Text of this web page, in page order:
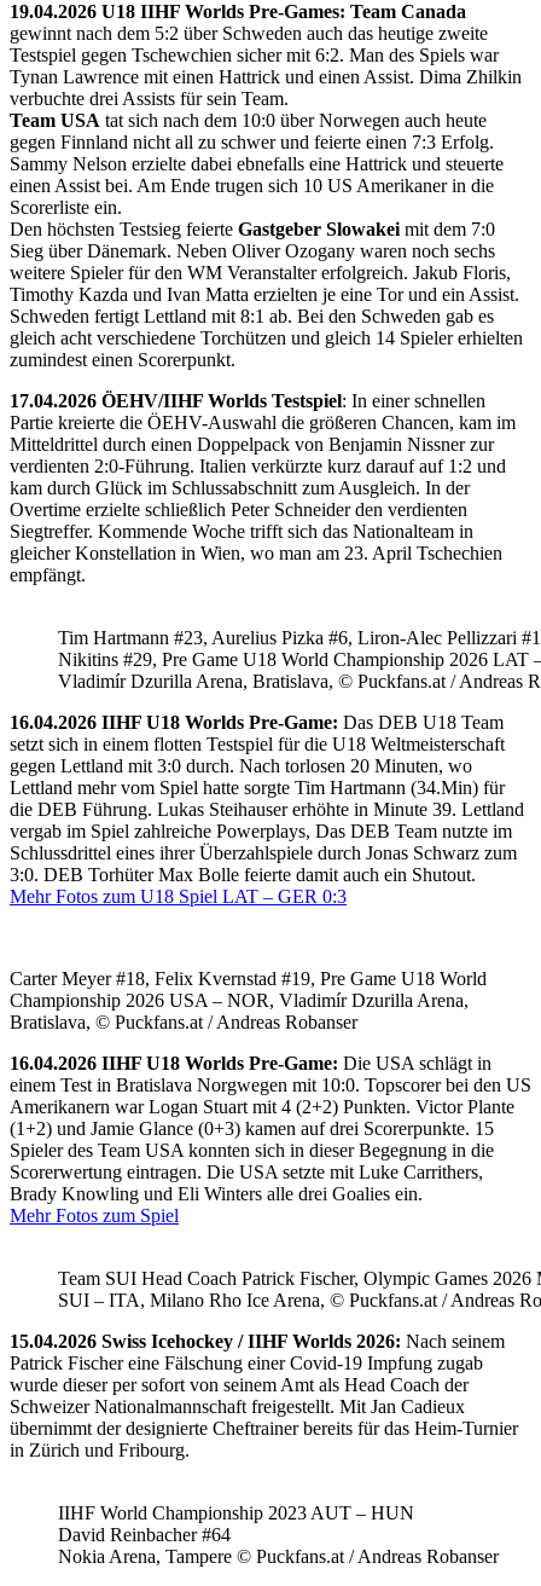
19.04.2026 U18 IIHF Worlds Pre-Games: Team Canada
gewinnt nach dem 5:2 über Schweden auch das heutige zweite
Testspiel gegen Tschewchien sicher mit 6:2. Man des Spiels war
Tynan Lawrence mit einen Hattrick und einen Assist. Dima Zhilkin
verbuchte drei Assists für sein Team.
Team USA tat sich nach dem 10:0 über Norwegen auch heute
gegen Finnland nicht all zu schwer und feierte einen 7:3 Erfolg.
Sammy Nelson erzielte dabei ebnefalls eine Hattrick und steuerte
einen Assist bei. Am Ende trugen sich 10 US Amerikaner in die
Scorerliste ein.
Den höchsten Testsieg feierte Gastgeber Slowakei mit dem 7:0
Sieg über Dänemark. Neben Oliver Ozogany waren noch sechs
weitere Spieler für den WM Veranstalter erfolgreich. Jakub Floris,
Timothy Kazda und Ivan Matta erzielten je eine Tor und ein Assist.
Schweden fertigt Lettland mit 8:1 ab. Bei den Schweden gab es
gleich acht verschiedene Torchützen und gleich 14 Spieler erhielten
zumindest einen Scorerpunkt.
17.04.2026 ÖEHV/IIHF Worlds Testspiel: In einer schnellen
Partie kreierte die ÖEHV-Auswahl die größeren Chancen, kam im
Mitteldrittel durch einen Doppelpack von Benjamin Nissner zur
verdienten 2:0-Führung. Italien verkürzte kurz darauf auf 1:2 und
kam durch Glück im Schlussabschnitt zum Ausgleich. In der
Overtime erzielte schließlich Peter Schneider den verdienten
Siegtreffer. Kommende Woche trifft sich das Nationalteam in
gleicher Konstellation in Wien, wo man am 23. April Tschechien
empfängt.
Tim Hartmann #23, Aurelius Pizka #6, Liron-Alec Pellizzari
Nikitins #29, Pre Game U18 World Championship 2026 LAT
Vladimír Dzurilla Arena, Bratislava, © Puckfans.at / Andreas
16.04.2026 IIHF U18 Worlds Pre-Game: Das DEB U18 Team
setzt sich in einem flotten Testspiel für die U18 Weltmeisterschaft
gegen Lettland mit 3:0 durch. Nach torlosen 20 Minuten, wo
Lettland mehr vom Spiel hatte sorgte Tim Hartmann (34.Min) für
die DEB Führung. Lukas Steihauser erhöhte in Minute 39. Lettland
vergab im Spiel zahlreiche Powerplays, Das DEB Team nutzte im
Schlussdrittel eines ihrer Überzahlspiele durch Jonas Schwarz zum
3:0. DEB Torhüter Max Bolle feierte damit auch ein Shutout.
Mehr Fotos zum U18 Spiel LAT – GER 0:3
Carter Meyer #18, Felix Kvernstad #19, Pre Game U18 World
Championship 2026 USA – NOR, Vladimír Dzurilla Arena,
Bratislava, © Puckfans.at / Andreas Robanser
16.04.2026 IIHF U18 Worlds Pre-Game: Die USA schlägt in
einem Test in Bratislava Norgwegen mit 10:0. Topscorer bei den US
Amerikanern war Logan Stuart mit 4 (2+2) Punkten. Victor Plante
(1+2) und Jamie Glance (0+3) kamen auf drei Scorerpunkte. 15
Spieler des Team USA konnten sich in dieser Begegnung in die
Scorerwertung eintragen. Die USA setzte mit Luke Carrithers,
Brady Knowling und Eli Winters alle drei Goalies ein.
Mehr Fotos zum Spiel
Team SUI Head Coach Patrick Fischer, Olympic Games 2026
SUI – ITA, Milano Rho Ice Arena, © Puckfans.at / Andreas
15.04.2026 Swiss Icehockey / IIHF Worlds 2026: Nach seinem
Patrick Fischer eine Fälschung einer Covid-19 Impfung zugab
wurde dieser per sofort von seinem Amt als Head Coach der
Schweizer Nationalmannschaft freigestellt. Mit Jan Cadieux
übernimmt der designierte Cheftrainer bereits für das Heim-Turnier
in Zürich und Fribourg.
IIHF World Championship 2023 AUT – HUN
David Reinbacher #64
Nokia Arena, Tampere © Puckfans.at / Andreas Robanser